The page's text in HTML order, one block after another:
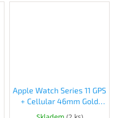
Apple Watch Series 11 GPS
+ Cellular 46mm Gold
Titanium + Sport Band -